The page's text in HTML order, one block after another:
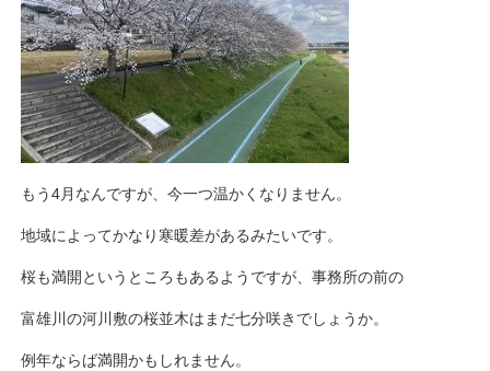
もう4月なんですが、今一つ温かくなりません。
地域によってかなり寒暖差があるみたいです。
桜も満開というところもあるようですが、事務所の前の
富雄川の河川敷の桜並木はまだ七分咲きでしょうか。
例年ならば満開かもしれません。